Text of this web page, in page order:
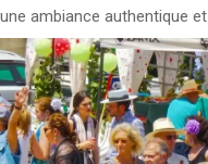
ambiance authentique